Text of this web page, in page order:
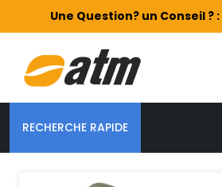
Une Question? un Conseil ? :
RECHERCHE RAPIDE